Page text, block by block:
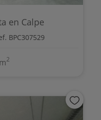
en Calpe
BPC307529
2